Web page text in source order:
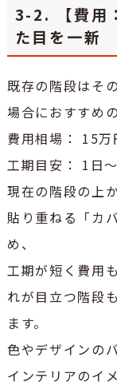
3-2. 【費用
た目を一新
既存の階段はそ
場合におすすめ
費用相場： 15
工期目安： 1日
現在の階段の上
貼り重ねる「カ
め、
工期が短く費用
れが目立つ階段
ます。
色やデザインの
インテリアのイ